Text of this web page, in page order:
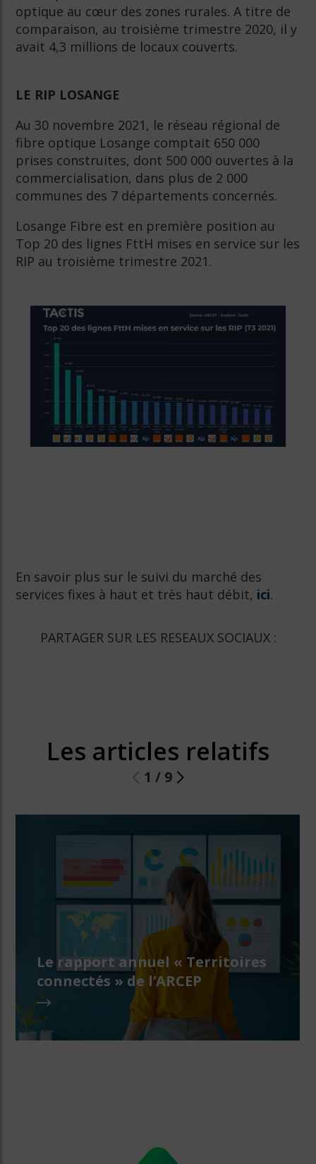
optique au cœur des zones rurales. A titre de
comparaison, au troisième trimestre 2020, il y
avait 4,3 millions de locaux couverts.
LE RIP LOSANGE
Au 30 novembre 2021, le réseau régional de
fibre optique Losange comptait 650 000
prises construites, dont 500 000 ouvertes à la
commercialisation, dans plus de 2 000
communes des 7 départements concernés.
Losange Fibre est en première position au
Top 20 des lignes FttH mises en service sur les
RIP au troisième trimestre 2021.
En savoir plus sur le suivi du marché des
services fixes à haut et très haut débit, ici.
PARTAGER SUR LES RESEAUX SOCIAUX :
Les articles relatifs
1 / 9
Le rapport annuel « Territoires
connectés » de l’ARCEP